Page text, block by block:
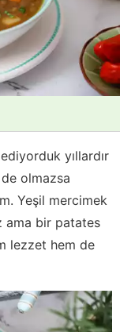
yıllardır
olmazsa
Yeşil mercimek
ama bir patates
lezzet hem de